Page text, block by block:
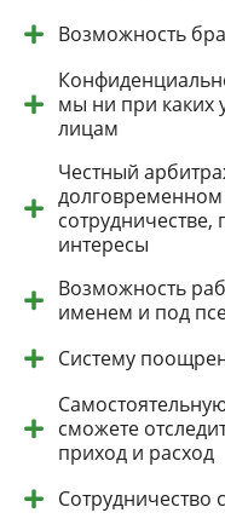
Возможность
мы ни при каких
лицам
Честный
интересы
Возможность
именем и под
Систему
сможете
приход и расход